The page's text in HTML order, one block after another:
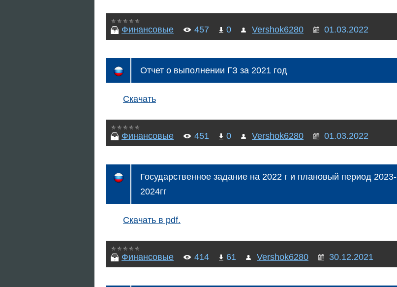
Финансовые 457 0 Vershok6280 01.03.2022
Отчет о выполнении ГЗ за 2021 год
Скачать
Финансовые 451 0 Vershok6280 01.03.2022
Государственное задание на 2022 г и плановый период 2023-
2024гг
Скачать в pdf.
Финансовые 414 61 Vershok6280 30.12.2021